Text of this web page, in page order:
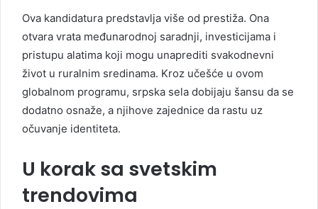
Ova kandidatura predstavlja više od prestiža. Ona
otvara vrata međunarodnoj saradnji, investicijama i
pristupu alatima koji mogu unaprediti svakodnevni
život u ruralnim sredinama. Kroz učešće u ovom
globalnom programu, srpska sela dobijaju šansu da se
dodatno osnaže, a njihove zajednice da rastu uz
očuvanje identiteta.
U korak sa svetskim
trendovima